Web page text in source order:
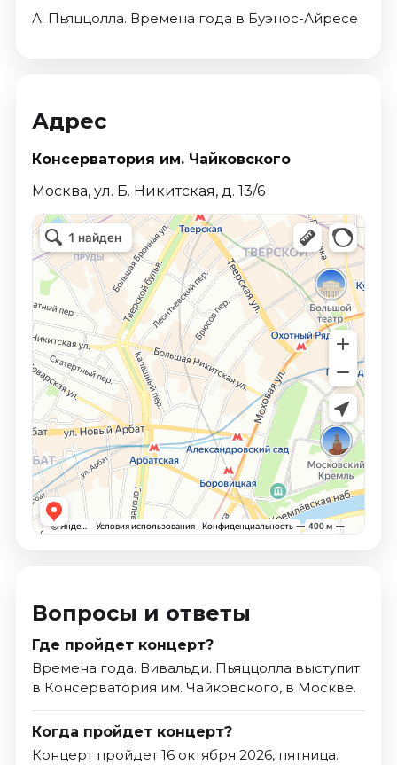
А. Пьяццолла. Времена года в Буэнос-Айресе
Адрес
Консерватория им. Чайковского
Москва, ул. Б. Никитская, д. 13/6
Вопросы и ответы
Где пройдет концерт?
Времена года. Вивальди. Пьяццолла выступит
в Консерватория им. Чайковского, в Москве.
Когда пройдет концерт?
Концерт пройдет 16 октября 2026, пятница.